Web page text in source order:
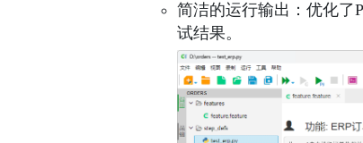
简洁的运行输出 ：优化
试结果。